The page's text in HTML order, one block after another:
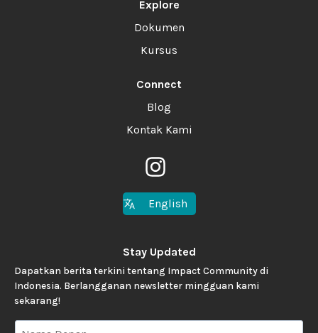
Explore
Dokumen
Kursus
Connect
Blog
Kontak Kami
English
Stay Updated
Dapatkan berita terkini tentang Impact Community di
Indonesia. Berlangganan newsletter mingguan kami
sekarang!